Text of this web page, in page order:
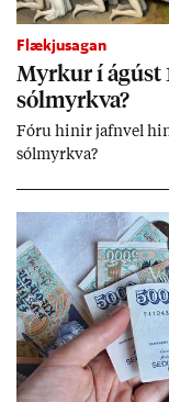
Flækjusagan
Myrk­ur í ág­úst
sól­myrkva?
Fóru hinir jafn­vel
sól­myrkva?